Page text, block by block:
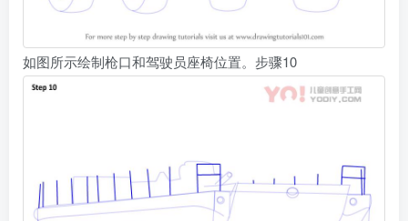
如图所示绘制枪口和驾驶员座椅位置。步骤10